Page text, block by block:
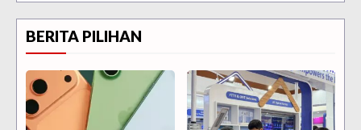
BERITA PILIHAN